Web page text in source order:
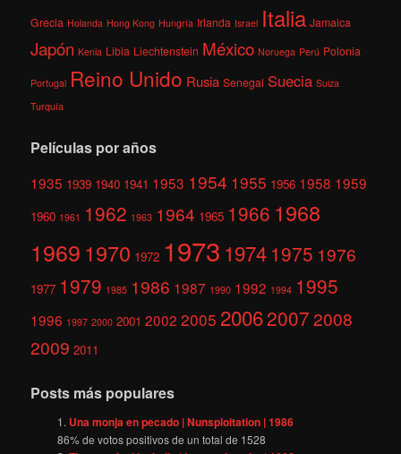
Grecia Holanda Hong Kong Hungría Irlanda Israel Italia Jamaica
Japón Kenia Libia Liechtenstein México Noruega Perú Polonia
Portugal Reino Unido Rusia Senegal Suecia Suiza
Turquía
Películas por años
1935 1939 1940 1941 1953 1954 1955 1956 1958 1959
1960 1961 1962 1963 1964 1965 1966 1968
1969 1970 1972 1973 1974 1975 1976
1977 1979 1985 1986 1987 1990 1992 1994 1995
1996 1997 2000 2001 2002 2005 200620072008
2009 2011
Posts más populares
Una monja en pecado | Nunsploitation | 1986
86% de votos positivos de un total de 1528